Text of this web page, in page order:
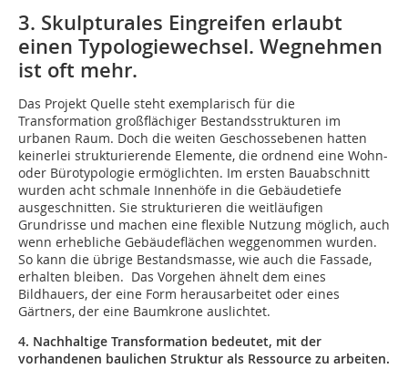
3. Skulpturales Eingreifen erlaubt
einen Typologiewechsel. Wegnehmen
ist oft mehr.
Das Projekt Quelle steht exemplarisch für die
Transformation großflächiger Bestandsstrukturen im
urbanen Raum. Doch die weiten Geschossebenen hatten
keinerlei strukturierende Elemente, die ordnend eine Wohn-
oder Bürotypologie ermög­lichten. Im ersten Bauabschnitt
wurden acht schmale Innenhöfe in die Gebäudetiefe
ausgeschnitten. Sie strukturieren die weitläufigen
Grundrisse und machen eine flexible Nutzung möglich, auch
wenn erhebliche Gebäudeflächen weggenommen wurden.
So kann die übrige Bestandsmasse, wie auch die Fassade,
erhalten bleiben. Das Vorgehen ähnelt dem eines
Bildhauers, der eine Form herausarbeitet oder eines
Gärtners, der eine Baumkrone auslichtet.
4. Nachhaltige Transformation bedeutet, mit der
vorhandenen baulichen Struktur als Ressource zu arbeiten.